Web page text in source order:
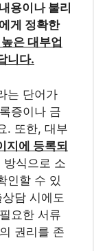
용이나 불리
게 정확한
은 대부업
니다.
는 단어가
증이나 금
. 또한, 대부
지에 등록되
방식으로 소
인할 수 있
담 시에도
요한 서류
권리를 존